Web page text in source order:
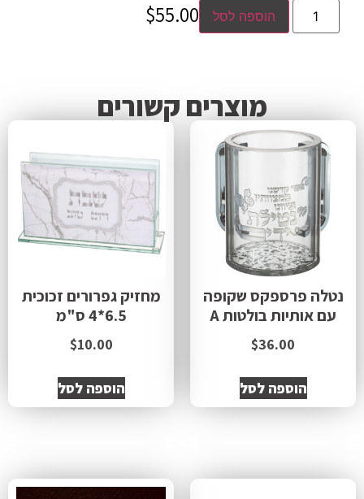
הוספה לסל $55.00
מוצרים קשורים
נטלה פרספקס שקופה
עם אותיות בולטות A
$36.00
הוספה לסל
מחזיק גפרורים זכוכית
6.5*4 ס"מ
$10.00
הוספה לסל